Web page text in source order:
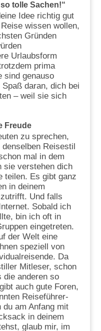
tolle Sachen!“
Idee richtig gut
wissen wollen,
Gründen
Urlaubsform
prima
sind genauso
daran, dich bei
– weil sie sich
Freude
zu sprechen,
Reisestil
mal in dem
sie verstehen dich
teilen. Es gibt ganz
in deinem
Und falls
Sobald ich
bin ich oft in
eingetreten.
der Welt eine
speziell von
Da
Mitleser, schon
die anderen so
auch gute Foren,
Reiseführer-
am Anfang mit
in deinem
glaub mir, im